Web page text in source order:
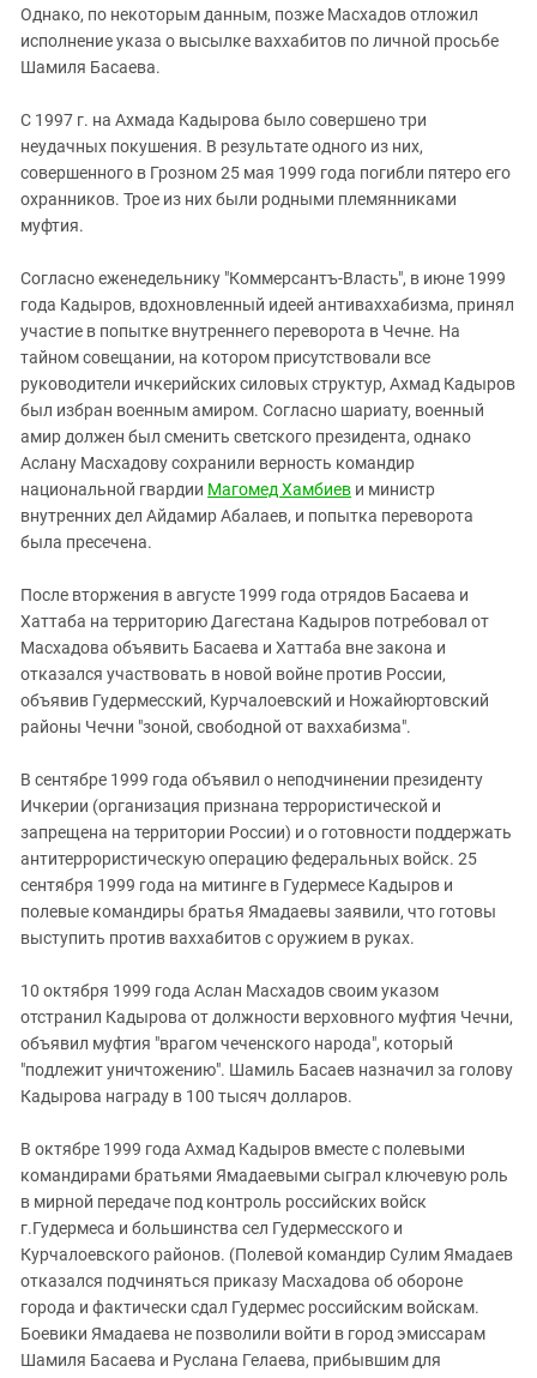
Однако, по некоторым данным, позже Масхадов отложил
исполнение указа о высылке ваххабитов по личной просьбе
Шамиля Басаева.
С 1997 г. на Ахмада Кадырова было совершено три
неудачных покушения. В результате одного из них,
совершенного в Грозном 25 мая 1999 года погибли пятеро его
охранников. Трое из них были родными племянниками
муфтия.
Согласно еженедельнику "Коммерсантъ-Власть", в июне 1999
года Кадыров, вдохновленный идеей антиваххабизма, принял
участие в попытке внутреннего переворота в Чечне. На
тайном совещании, на котором присутствовали все
руководители ичкерийских силовых структур, Ахмад Кадыров
был избран военным амиром. Согласно шариату, военный
амир должен был сменить светского президента, однако
Аслану Масхадову сохранили верность командир
национальной гвардии Магомед Хамбиев и министр
внутренних дел Айдамир Абалаев, и попытка переворота
была пресечена.
После вторжения в августе 1999 года отрядов Басаева и
Хаттаба на территорию Дагестана Кадыров потребовал от
Масхадова объявить Басаева и Хаттаба вне закона и
отказался участвовать в новой войне против России,
объявив Гудермесский, Курчалоевский и Ножайюртовский
районы Чечни "зоной, свободной от ваххабизма".
В сентябре 1999 года объявил о неподчинении президенту
Ичкерии (организация признана террористической и
запрещена на территории России) и о готовности поддержать
антитеррористическую операцию федеральных войск. 25
сентября 1999 года на митинге в Гудермесе Кадыров и
полевые командиры братья Ямадаевы заявили, что готовы
выступить против ваххабитов с оружием в руках.
10 октября 1999 года Аслан Масхадов своим указом
отстранил Кадырова от должности верховного муфтия Чечни,
объявил муфтия "врагом чеченского народа", который
"подлежит уничтожению". Шамиль Басаев назначил за голову
Кадырова награду в 100 тысяч долларов.
В октябре 1999 года Ахмад Кадыров вместе с полевыми
командирами братьями Ямадаевыми сыграл ключевую роль
в мирной передаче под контроль российских войск
г.Гудермеса и большинства сел Гудермесского и
Курчалоевского районов. (Полевой командир Сулим Ямадаев
отказался подчиняться приказу Масхадова об обороне
города и фактически сдал Гудермес российским войскам.
Боевики Ямадаева не позволили войти в город эмиссарам
Шамиля Басаева и Руслана Гелаева, прибывшим для